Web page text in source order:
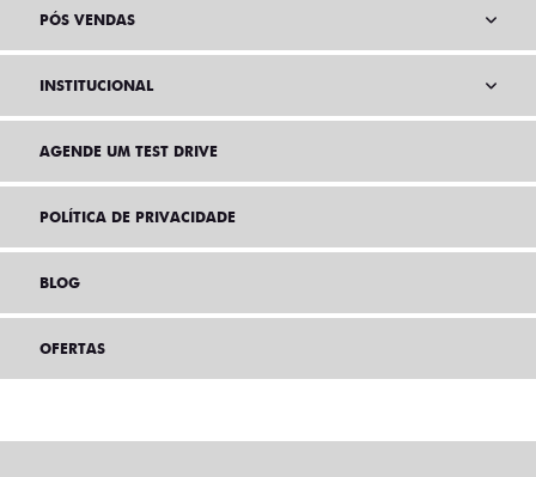
PÓS VENDAS
INSTITUCIONAL
AGENDE UM TEST DRIVE
POLÍTICA DE PRIVACIDADE
BLOG
OFERTAS